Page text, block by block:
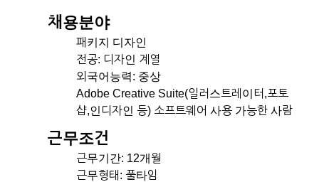
채용분야
패키지 디자인
전공: 디자인 계열
외국어능력: 중상
Adobe Creative Suite(일러스트레이터,포토
샵,인디자인 등) 소프트웨어 사용 가능한 사람
근무조건
근무기간: 12개월
근무형태: 풀타임